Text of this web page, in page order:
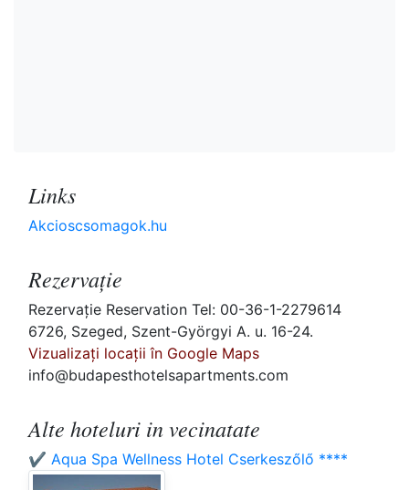
Links
Akcioscsomagok.hu
Rezervaţie
Rezervaţie Reservation Tel: 00-36-1-2279614
6726, Szeged, Szent-Györgyi A. u. 16-24.
Vizualizați locații în Google Maps
info@budapesthotelsapartments.com
Alte hoteluri in vecinatate
✔️ Aqua Spa Wellness Hotel Cserkeszőlő ****